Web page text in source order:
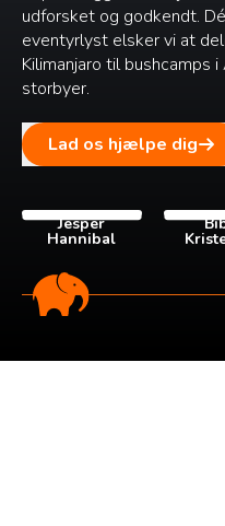
udforsket og godkendt.
eventyrlyst elsker vi at
Kilimanjaro til bushcamps
storbyer.
Lad os hjælpe dig
Jesper
Hannibal